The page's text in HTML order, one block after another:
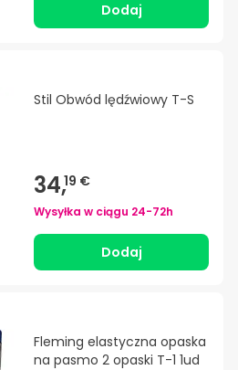
Dodaj
Stil Obwód lędźwiowy T-S
34,19 €
Wysyłka w ciągu 24-72h
Dodaj
Fleming elastyczna opaska
na pasmo 2 opaski T-1 1ud